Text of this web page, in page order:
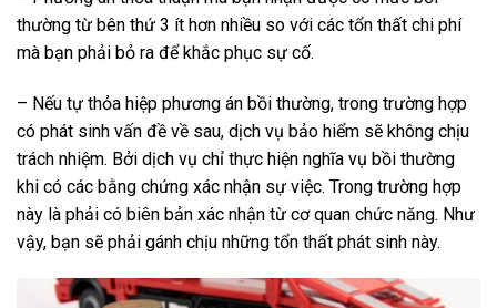
thường từ bên thứ 3 ít hơn nhiều so với các tổn thất chi phí
mà bạn phải bỏ ra để khắc phục sự cố.
– Nếu tự thỏa hiệp phương án bồi thường, trong trường hợp
có phát sinh vấn đề về sau, dịch vụ bảo hiểm sẽ không chịu
trách nhiệm. Bởi dịch vụ chỉ thực hiện nghĩa vụ bồi thường
khi có các bằng chứng xác nhận sự việc. Trong trường hợp
này là phải có biên bản xác nhận từ cơ quan chức năng. Như
vậy, bạn sẽ phải gánh chịu những tổn thất phát sinh này.